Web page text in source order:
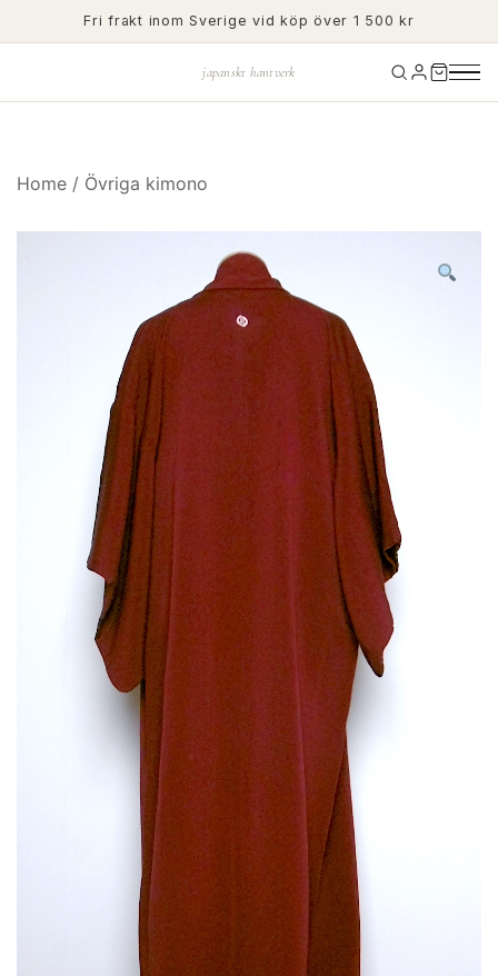
to
Fri frakt inom Sverige vid köp över 1 500 kr
japanskt hantverk
Home / Övriga kimono